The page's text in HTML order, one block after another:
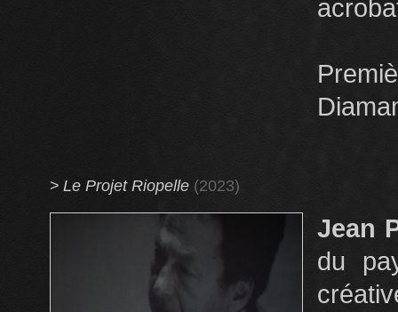
> Le Projet Riopelle (2023)
Jean
du